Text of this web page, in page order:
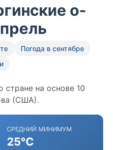
о-
Погода в сентябре
на основе 10
ва (США).
СРЕДНИЙ МИНИМУМ
25°C